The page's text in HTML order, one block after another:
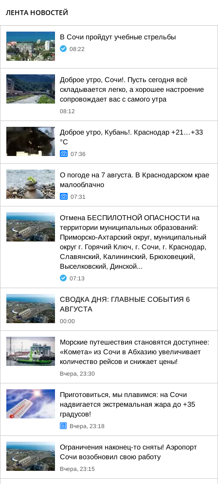
ЛЕНТА НОВОСТЕЙ
В Сочи пройдут учебные стрельбы
08:22
Доброе утро, Сочи!. Пусть сегодня всё
складывается легко, а хорошее настроение
сопровождает вас с самого утра
08:12
Доброе утро, Кубань!. Краснодар +21…+33
°С
07:36
О погоде на 7 августа. В Краснодарском крае
малооблачно
07:31
Отмена БЕСПИЛОТНОЙ ОПАСНОСТИ на
территории муниципальных образований:
Приморско-Ахтарский округ, муниципальный
округ г. Горячий Ключ, г. Сочи, г. Краснодар,
Славянский, Калининский, Брюховецкий,
Выселковский, Динской...
07:13
СВОДКА ДНЯ: ГЛАВНЫЕ СОБЫТИЯ 6
АВГУСТА
00:00
Морские путешествия становятся доступнее:
«Комета» из Сочи в Абхазию увеличивает
количество рейсов и снижает цены!
Вчера, 23:30
Приготовиться, мы плавимся: на Сочи
надвигается экстремальная жара до +35
градусов!
Вчера, 23:18
Ограничения наконец-то сняты! Аэропорт
Сочи возобновил свою работу
Вчера, 23:15